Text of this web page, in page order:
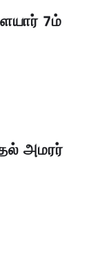
7ம்
அமரர்